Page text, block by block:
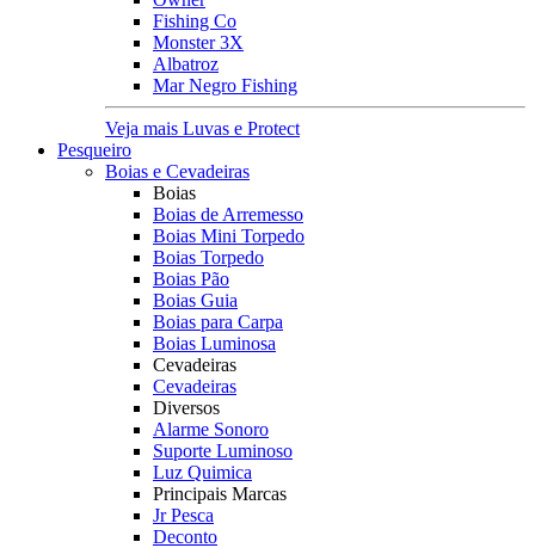
Fishing Co
Monster 3X
Albatroz
Mar Negro Fishing
Veja mais Luvas e Protect
Pesqueiro
Boias e Cevadeiras
Boias
Boias de Arremesso
Boias Mini Torpedo
Boias Torpedo
Boias Pão
Boias Guia
Boias para Carpa
Boias Luminosa
Cevadeiras
Cevadeiras
Diversos
Alarme Sonoro
Suporte Luminoso
Luz Quimica
Principais Marcas
Jr Pesca
Deconto